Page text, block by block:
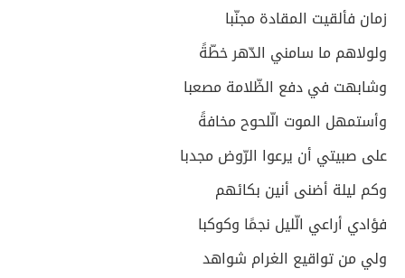
زمان فألقيت المقادة مجنّبا
ولولاهم ما سامني الدّهر خطّةً
وشابهت في دفع الظّلامة مصعبا
وأستمهل الموت الّلحوح مخافةً
على صبيتي أن يرعوا الرّوض مجدبا
وكم ليلة أضنى أنين بكائهم
فؤادي أراعي الّليل نجمًا وكوكبا
ولي من تواقيع الغرام شواهد